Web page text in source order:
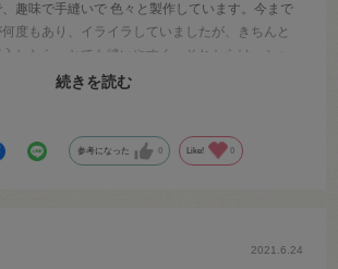
趣味で手縫いで 色々と製作しています。今まで
度もあり、イライラしていましたが、きちんと
したら、とても縫いやすく、それからは、シャ
統一しています。せっかくの楽しみたい趣味でス
続きを読む
参考になった 0 Like! 0
2021.6.24